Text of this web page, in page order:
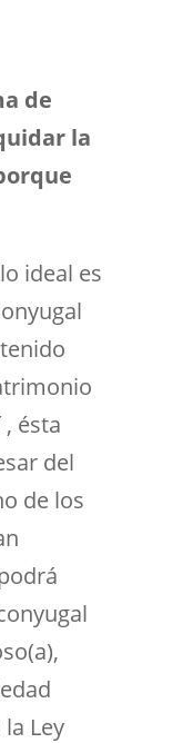
de
la
ideal es
ésta
del
de los
Ley